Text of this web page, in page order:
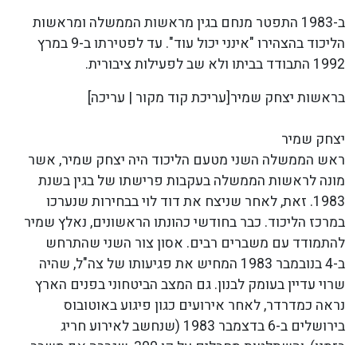
ב-1983 התפטר מנחם בגין מראשות הממשלה ומראשות
הליכוד בהצהירו "אינני יכול עוד". עד לפטירתו ב-9 במרץ
1992 התבודד בביתו ולא שב לפעילות ציבורית.
בראשות יצחק שמיר[עריכת קוד מקור | עריכה]
יצחק שמיר
ראש הממשלה השני מטעם הליכוד היה יצחק שמיר, אשר
מונה לראשות הממשלה בעקבות פרישתו של בגין בשנת
1983. זאת, לאחר שניצח את דוד לוי בבחירות שנערכו
במרכז הליכוד. כבר בחודשי כהונתו הראשונים, נאלץ שמיר
להתמודד עם משברים רבים. אסון צור השני שהתרחש
ב-4 בנובמבר 1983 המחיש את פגיעותו של צה"ל, שהיה
שרוי עדיין בעומק לבנון. גם המצב הביטחוני בפנים הארץ
נראה כמדרדר, לאחר אירועים כגון פיגוע באוטובוס
בירושלים ב-6 בדצמבר 1983 (שנחשב לאירוע חריג